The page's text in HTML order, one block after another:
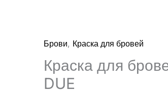
Брови, Краска для бровей
Краска для
DUE